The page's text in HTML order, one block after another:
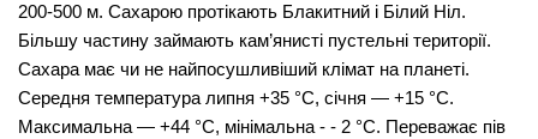
200-500 м. Сахарою протікають Бла­китний і Білий Ніл.
Більшу частину займають кам’янисті пус­тельні території.
Сахара має чи не найпосушливіший клімат на планеті.
Середня температура липня +35 °С, січня — +15 °С.
Максимальна — +44 °С, мінімальна - - 2 °С. Переважає пів­